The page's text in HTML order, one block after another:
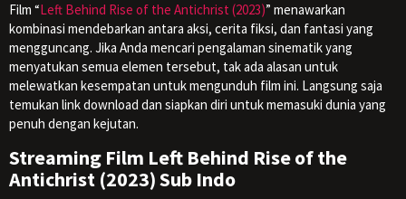
Film “Left Behind Rise of the Antichrist (2023)” menawarkan
kombinasi mendebarkan antara aksi, cerita fiksi, dan fantasi yang
mengguncang. Jika Anda mencari pengalaman sinematik yang
menyatukan semua elemen tersebut, tak ada alasan untuk
melewatkan kesempatan untuk mengunduh film ini. Langsung saja
temukan link download dan siapkan diri untuk memasuki dunia yang
penuh dengan kejutan.
Streaming Film Left Behind Rise of the
Antichrist (2023) Sub Indo